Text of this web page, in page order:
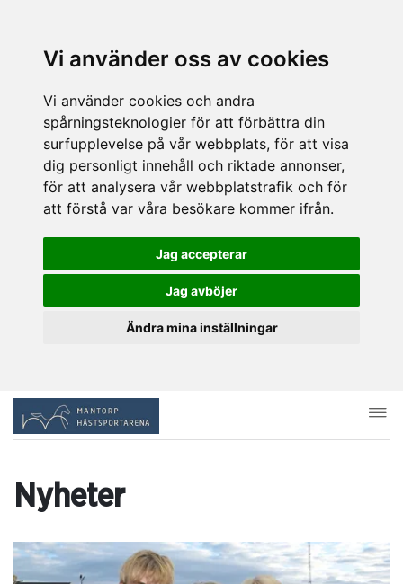
Vi använder oss av cookies
Vi använder cookies och andra
spårningsteknologier för att förbättra din
surfupplevelse på vår webbplats, för att visa
dig personligt innehåll och riktade annonser,
för att analysera vår webbplatstrafik och för
att förstå var våra besökare kommer ifrån.
Jag accepterar
Jag avböjer
Ändra mina inställningar
Nyheter